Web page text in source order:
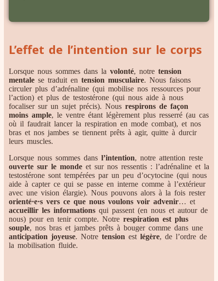
L’effet de l’intention sur le corps
Lorsque nous sommes dans la volonté, notre tension
mentale se traduit en tension musculaire. Nous faisons
circuler plus d’adrénaline (qui mobilise nos ressources pour
l’action) et plus de testostérone (qui nous aide à nous
focaliser sur un sujet précis). Nous respirons de façon
moins ample, le ventre étant légèrement plus resserré (au cas
où il faudrait lancer la respiration en mode combat), et nos
bras et nos jambes se tiennent prêts à agir, quitte à durcir
leurs muscles.
Lorsque nous sommes dans l’intention, notre attention reste
ouverte sur le monde et sur nos ressentis : l’adrénaline et la
testostérone sont tempérées par un peu d’ocytocine (qui nous
aide à capter ce qui se passe en interne comme à l’extérieur
avec une vision élargie). Nous pouvons alors à la fois rester
orienté·e·s vers ce que nous voulons voir advenir… et
accueillir les informations qui passent (en nous et autour de
nous) pour en tenir compte. Notre respiration est plus
souple, nos bras et jambes prêts à bouger comme dans une
anticipation joyeuse. Notre tension est légère, de l’ordre de
la mobilisation fluide.